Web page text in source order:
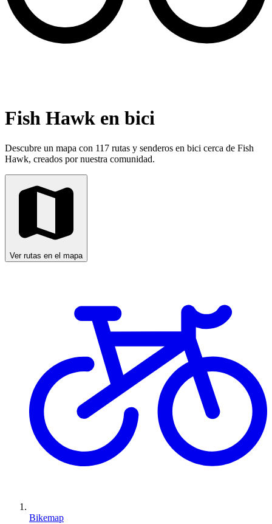
Fish Hawk en bici
Descubre un mapa con 117 rutas y senderos en bici cerca de Fish
Hawk, creados por nuestra comunidad.
Ver rutas en el mapa
Bikemap